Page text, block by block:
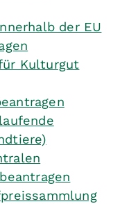
der EU
Kulturgut